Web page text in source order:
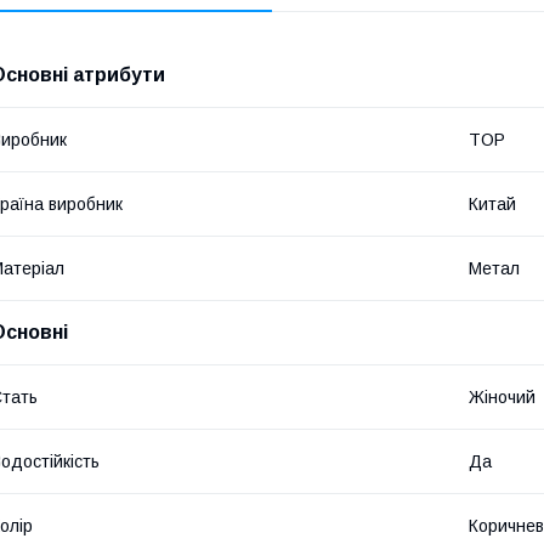
атрибути
TOP
виробник Китай
Метал
Жіночий
Да